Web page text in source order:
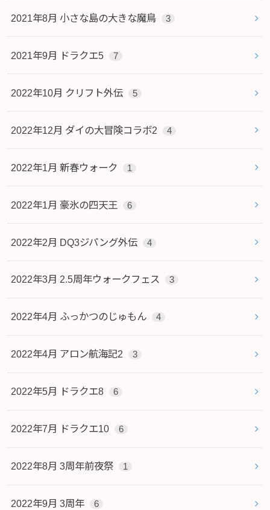
2021年8月 小さな島の大きな魔鳥 3
2021年9月 ドラクエ5 7
2022年10月 クリフト外伝 5
2022年12月 ダイの大冒険コラボ2 4
2022年1月 新春ウォーク 1
2022年1月 豪氷の四天王 6
2022年2月 DQ3ジパング外伝 4
2022年3月 2.5周年ウォークフェス 3
2022年4月 ふっかつのじゅもん 4
2022年4月 アロン航海記2 3
2022年5月 ドラクエ8 6
2022年7月 ドラクエ10 6
2022年8月 3周年前夜祭 1
2022年9月 3周年 6